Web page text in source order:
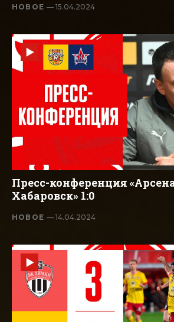
НОВОЕ— 15.04.2024
Пресс-конференция
Хабаровск» 1:0
НОВОЕ— 14.04.2024